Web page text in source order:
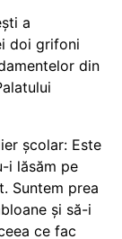
a
doi grifoni
din
școlar: Este
i lăsăm pe
Suntem prea
și să-i
ce fac